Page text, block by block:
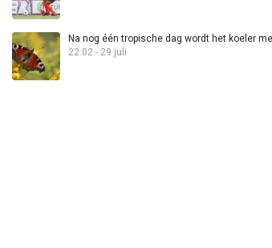
Na nog één tropische dag wordt het koeler
22:02 - 29 juli